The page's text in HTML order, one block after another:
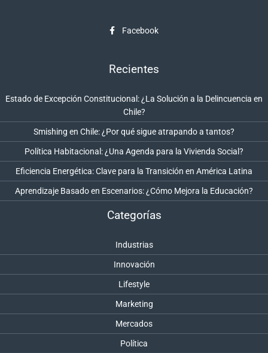
Facebook
Recientes
Estado de Excepción Constitucional: ¿La Solución a la Delincuencia en
Chile?
Smishing en Chile: ¿Por qué sigue atrapando a tantos?
Política Habitacional: ¿Una Agenda para la Vivienda Social?
Eficiencia Energética: Clave para la Transición en América Latina
Aprendizaje Basado en Escenarios: ¿Cómo Mejora la Educación?
Categorías
Industrias
Innovación
Lifestyle
Marketing
Mercados
Política